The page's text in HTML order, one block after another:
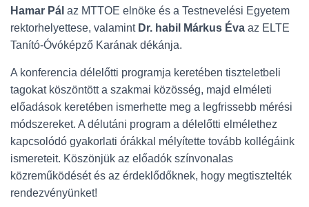
Hamar Pál az MTTOE elnöke és a Testnevelési Egyetem
rektorhelyettese, valamint Dr. habil Márkus Éva az ELTE
Tanító-Óvóképző Karának dékánja.
A konferencia délelőtti programja keretében tiszteletbeli
tagokat köszöntött a szakmai közösség, majd elméleti
előadások keretében ismerhette meg a legfrissebb mérési
módszereket. A délutáni program a délelőtti elmélethez
kapcsolódó gyakorlati órákkal mélyítette tovább kollégáink
ismereteit. Köszönjük az előadók színvonalas
közreműködését és az érdeklődőknek, hogy megtisztelték
rendezvényünket!